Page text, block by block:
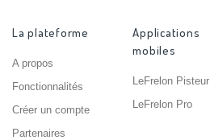
La plateforme
A propos
Fonctionnalités
Créer un compte
Partenaires
Applications
mobiles
LeFrelon Pisteur
LeFrelon Pro